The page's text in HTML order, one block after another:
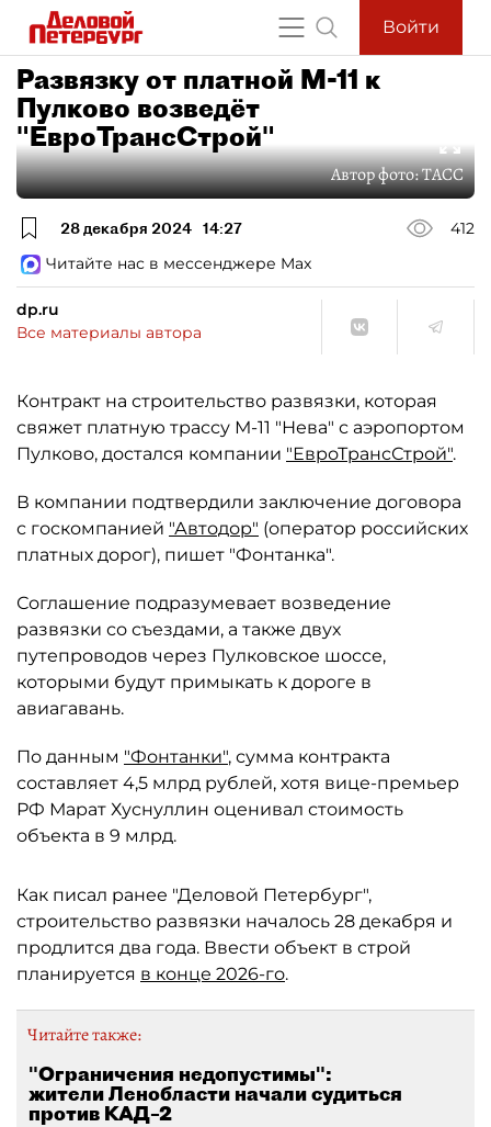
Войти
Развязку от платной М-11 к
Пулково возведёт
"ЕвроТрансСтрой"
Автор фото:ТАСС
28 декабря 2024 14:27
412
Читайте нас в мессенджере Max
dp.ru
Все материалы автора
Контракт на строительство развязки, которая
свяжет платную трассу М-11 "Нева" с аэропортом
Пулково, достался компании "ЕвроТрансСтрой".
В компании подтвердили заключение договора
с госкомпанией "Автодор" (оператор российских
платных дорог), пишет "Фонтанка".
Соглашение подразумевает возведение
развязки со съездами, а также двух
путепроводов через Пулковское шоссе,
которыми будут примыкать к дороге в
авиагавань.
По данным "Фонтанки", сумма контракта
составляет 4,5 млрд рублей, хотя вице-премьер
РФ Марат Хуснуллин оценивал стоимость
объекта в 9 млрд.
Как писал ранее "Деловой Петербург",
строительство развязки началось 28 декабря и
продлится два года. Ввести объект в строй
планируется в конце 2026-го.
Читайте также:
"Ограничения недопустимы":
жители Ленобласти начали судиться
против КАД–2